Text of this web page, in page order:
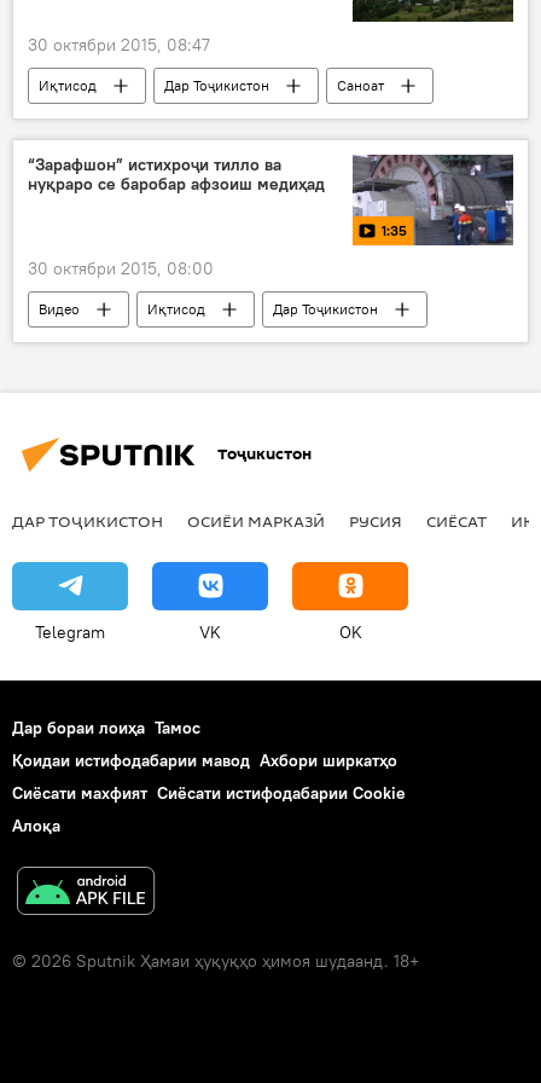
Давлати Исломӣ
30 октябри 2015, 08:47
Иқтисод Дар Тоҷикистон
Саноат
Иҷтимоъ
Нақлиёт
Ҳамаи хабарҳо
Бадахшон
Потов
Ҷовидон
купруксозӣ
сохтмони пул дар Ванҷ
“Зарафшон” истихроҷи тилло ва
нуқраро се баробар афзоиш медиҳад
1:35
30 октябри 2015, 08:00
Видео Иқтисод
Дар Тоҷикистон
Саноат
Иҷтимоъ
Ҳамаи хабарҳо
Тоҷикистон
ДАР ТОҶИКИСТОН ОСИЁИ МАРКАЗӢ РУСИЯ СИЁСАТ
Telegram VK OK
Дар бораи лоиҳа Тамос
Қоидаи истифодабарии мавод Ахбори ширкатҳо
Сиёсати махфият Сиёсати истифодабарии Cookie
Алоқа
© 2026 Sputnik Ҳамаи ҳуқуқҳо ҳимоя шудаанд. 18+